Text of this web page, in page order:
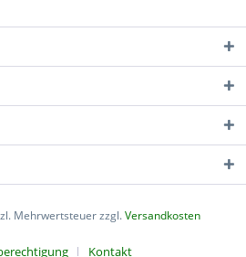
Mehrwertsteuer zzgl.Versandkosten
Kontakt